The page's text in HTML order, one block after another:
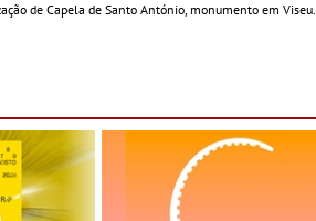
de Capela de Santo António, monumento em Viseu.